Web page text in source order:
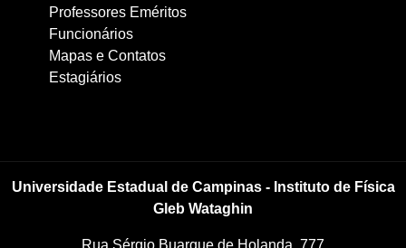
Professores Eméritos
Funcionários
Mapas e Contatos
Estagiários
Universidade Estadual de Campinas - Instituto de Física
Gleb Wataghin
Rua Sérgio Buarque de Holanda, 777